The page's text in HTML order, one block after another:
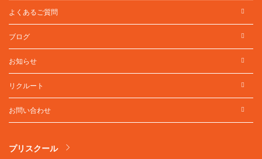
よくあるご質問
ブログ
お知らせ
リクルート
お問い合わせ
プリスクール